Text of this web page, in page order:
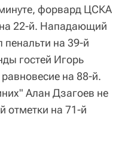
форвард ЦСКА
22-й. Нападающий
пенальти на 39-й
гостей Игорь
на 88-й.
Алан Дзагоев не
отметки на 71-й